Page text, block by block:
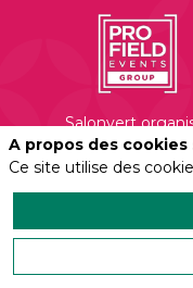
Salonvert
par
Profield Events
Galois
A propos des cookies
Ce site utilise des